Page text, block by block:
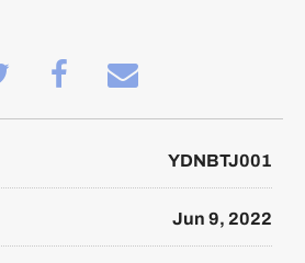
Tweet
that
enrolled
Post
message
enrolled
course
Email
someone
say
enrolled
this
course
YDNBTJ001
Jun 9, 2022